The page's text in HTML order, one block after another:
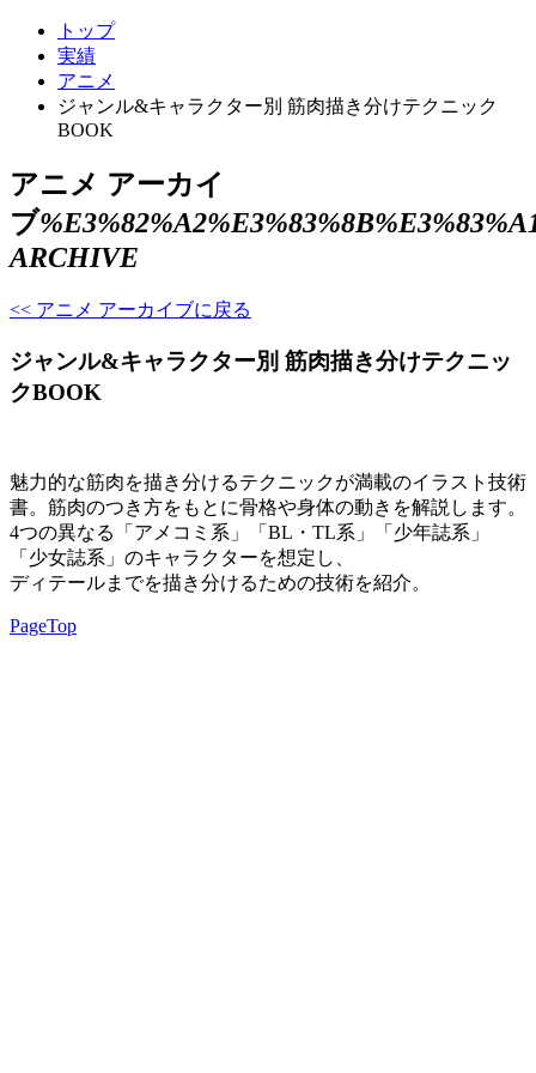
トップ
実績
アニメ
ジャンル&キャラクター別 筋肉描き分けテクニック
BOOK
アニメ アーカイ
ブ
ARCHIVE
<< アニメ アーカイブに戻る
ジャンル&キャラクター別 筋肉描き分けテクニッ
クBOOK
魅力的な筋肉を描き分けるテクニックが満載のイラスト技術
書。筋肉のつき方をもとに骨格や身体の動きを解説します。
4つの異なる「アメコミ系」「BL・TL系」「少年誌系」
「少女誌系」のキャラクターを想定し、
ディテールまでを描き分けるための技術を紹介。
PageTop